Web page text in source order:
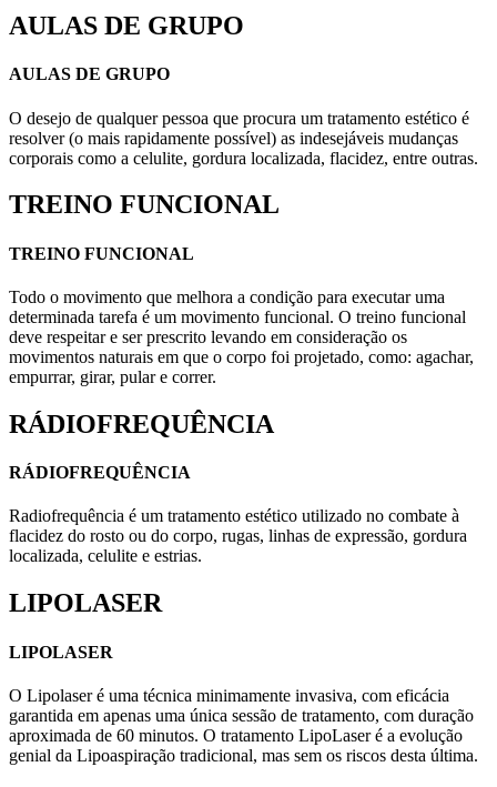
AULAS DE GRUPO
AULAS DE GRUPO
O desejo de qualquer pessoa que procura um tratamento estético é
resolver (o mais rapidamente possível) as indesejáveis mudanças
corporais como a celulite, gordura localizada, flacidez, entre outras.
TREINO FUNCIONAL
TREINO FUNCIONAL
Todo o movimento que melhora a condição para executar uma
determinada tarefa é um movimento funcional. O treino funcional
deve respeitar e ser prescrito levando em consideração os
movimentos naturais em que o corpo foi projetado, como: agachar,
empurrar, girar, pular e correr.
RÁDIOFREQUÊNCIA
RÁDIOFREQUÊNCIA
Radiofrequência é um tratamento estético utilizado no combate à
flacidez do rosto ou do corpo, rugas, linhas de expressão, gordura
localizada, celulite e estrias.
LIPOLASER
LIPOLASER
O Lipolaser é uma técnica minimamente invasiva, com eficácia
garantida em apenas uma única sessão de tratamento, com duração
aproximada de 60 minutos. O tratamento LipoLaser é a evolução
genial da Lipoaspiração tradicional, mas sem os riscos desta última.